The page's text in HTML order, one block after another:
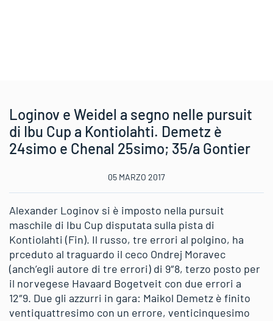
Loginov e Weidel a segno nelle pursuit
di Ibu Cup a Kontiolahti. Demetz è
24simo e Chenal 25simo; 35/a Gontier
05 MARZO 2017
Alexander Loginov si è imposto nella pursuit
maschile di Ibu Cup disputata sulla pista di
Kontiolahti (Fin). Il russo, tre errori al polgino, ha
prceduto al traguardo il ceco Ondrej Moravec
(anch’egli autore di tre errori) di 9″8, terzo posto per
il norvegese Havaard Bogetveit con due errori a
12″9. Due gli azzurri in gara: Maikol Demetz è finito
ventiquattresimo con un errore, venticinquesimo